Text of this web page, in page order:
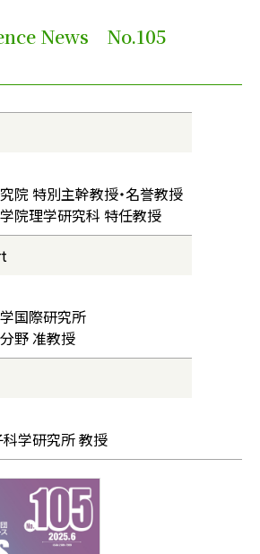
News No.105
院 特別主幹教授・名誉教授
院理学研究科 特任教授
国際研究所
野 准教授
学研究所 教授